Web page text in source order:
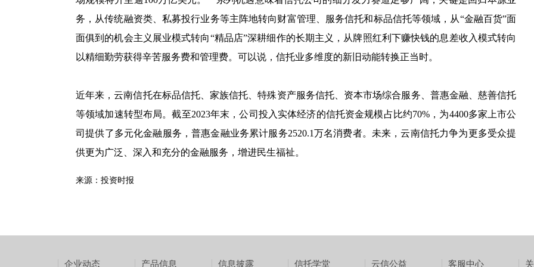
务，从传统融资类、私募投行业务等主阵地转向财富管理、服务信托和标品信托等领域，从“金融百货”面
面俱到的机会主义展业模式转向“精品店”深耕细作的长期主义，从牌照红利下赚快钱的息差收入模式转向
以精细勤劳获得辛苦服务费和管理费。可以说，信托业多维度的新旧动能转换正当时。
近年来，云南信托在标品信托、家族信托、特殊资产服务信托、资本市场综合服务、普惠金融、慈善信托
等领域加速转型布局。截至2023年末，公司投入实体经济的信托资金规模占比约70%，为4400多家上市公
司提供了多元化金融服务，普惠金融业务累计服务2520.1万名消费者。未来，云南信托力争为更多受众提
供更为广泛、深入和充分的金融服务，增进民生福祉。
来源：投资时报
企业动态 产品信息 信息披露 信托学堂 云信公益 客服中心